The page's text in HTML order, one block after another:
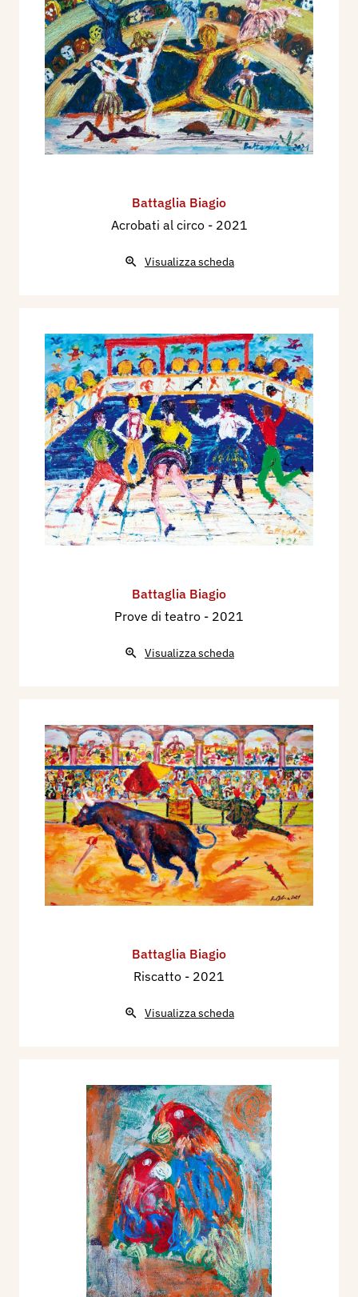
Battaglia Biagio
Acrobati al circo - 2021
Visualizza scheda
Battaglia Biagio
Prove di teatro - 2021
Visualizza scheda
Battaglia Biagio
Riscatto - 2021
Visualizza scheda